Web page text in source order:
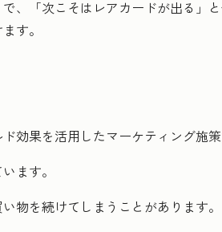
、「次こそはレアカードが出る」
す。
果を活用したマーケティング施策
ます。
物を続けてしまうことがあります